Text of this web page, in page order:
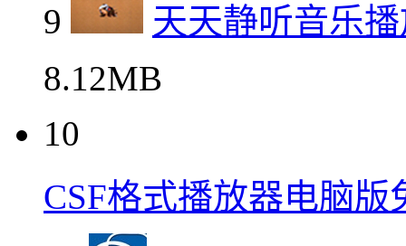
9
天天静听音乐
8.12MB
10
CSF格式播放器电脑版